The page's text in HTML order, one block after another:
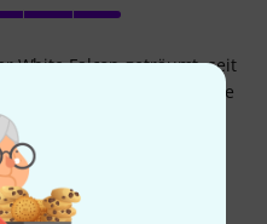
White Falcon geträumt, seit
zweite Gitarrist damals eine
damals eine
anders... ein völlig
ich sie mir 2019 endlich
wirklich kein